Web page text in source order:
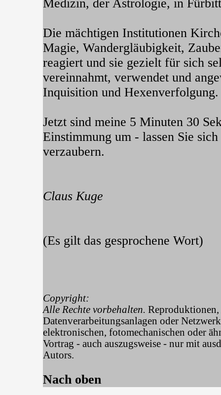
Medizin, der Astrologie, in
Die mächtigen Institutionen
Magie, Wandergläubigkeit,
reagiert und sie gezielt für sich
vereinnahmt, verwendet und
Inquisition und Hexenverfolgung.
Jetzt sind meine 5 Minuten 30
Einstimmung um - lassen Sie
verzaubern.
Claus Kuge
(Es gilt das gesprochene Wort)
Copyright:
Alle Rechte vorbehalten.
Datenverarbeitungsanlagen oder
elektronischen, fotomechanischen oder
Vortrag - auch auszugsweise - nur mit
Autors.
Nach oben